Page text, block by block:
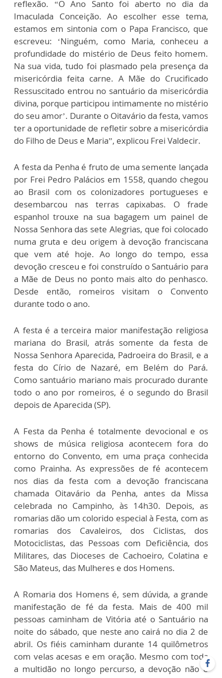
reflexão. “O Ano Santo foi aberto no dia da
Imaculada Conceição. Ao escolher esse tema,
estamos em sintonia com o Papa Francisco, que
escreveu: ‘Ninguém, como Maria, conheceu a
profundidade do mistério de Deus feito homem.
Na sua vida, tudo foi plasmado pela presença da
misericórdia feita carne. A Mãe do Crucificado
Ressuscitado entrou no santuário da misericórdia
divina, porque participou intimamente no mistério
do seu amor’. Durante o Oitavário da festa, vamos
ter a oportunidade de refletir sobre a misericórdia
do Filho de Deus e Maria”, explicou Frei Valdecir.
A festa da Penha é fruto de uma semente lançada
por Frei Pedro Palácios em 1558, quando chegou
ao Brasil com os colonizadores portugueses e
desembarcou nas terras capixabas. O frade
espanhol trouxe na sua bagagem um painel de
Nossa Senhora das sete Alegrias, que foi colocado
numa gruta e deu origem à devoção franciscana
que vem até hoje. Ao longo do tempo, essa
devoção cresceu e foi construído o Santuário para
a Mãe de Deus no ponto mais alto do penhasco.
Desde então, romeiros visitam o Convento
durante todo o ano.
A festa é a terceira maior manifestação religiosa
mariana do Brasil, atrás somente da festa de
Nossa Senhora Aparecida, Padroeira do Brasil, e a
festa do Círio de Nazaré, em Belém do Pará.
Como santuário mariano mais procurado durante
todo o ano por romeiros, é o segundo do Brasil
depois de Aparecida (SP).
A Festa da Penha é totalmente devocional e os
shows de música religiosa acontecem fora do
entorno do Convento, em uma praça conhecida
como Prainha. As expressões de fé acontecem
nos dias da festa com a devoção franciscana
chamada Oitavário da Penha, antes da Missa
celebrada no Campinho, às 14h30. Depois, as
romarias dão um colorido especial à Festa, com as
romarias dos Cavaleiros, dos Ciclistas, dos
Motociclistas, das Pessoas com Deficiência, dos
Militares, das Dioceses de Cachoeiro, Colatina e
São Mateus, das Mulheres e dos Homens.
A Romaria dos Homens é, sem dúvida, a grande
manifestação de fé da festa. Mais de 400 mil
pessoas caminham de Vitória até o Santuário na
noite do sábado, que neste ano cairá no dia 2 de
abril. Os fiéis caminham durante 14 quilômetros
com velas acesas e em oração. Mesmo com toda
a multidão no longo percurso, a devoção não é